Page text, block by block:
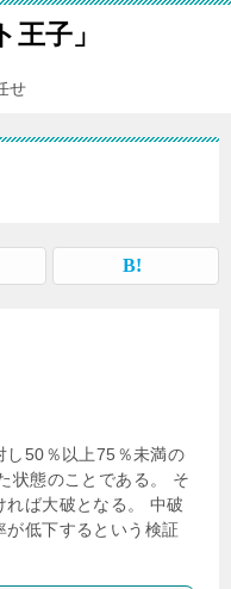
子」
せ
し50％以上75％未満の
状態のことである。 そ
れば大破となる。 中破
が低下するという検証